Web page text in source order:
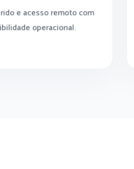
e acesso remoto com
operacional.